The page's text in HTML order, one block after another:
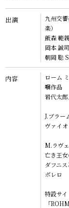
出演 九州交
楽）
飯森 範
岡本 誠
朝岡 聡
内容
ローム
嘱作品
岩代太
J.ブラー
ヴァイ
M.ラヴ
亡き王
ダフニ
ボレロ
特設サ
「